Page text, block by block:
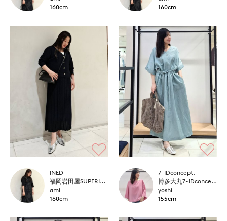
160cm
160cm
INED
福岡岩田屋SUPERIOR CLOSET
ami
160cm
7-IDconcept.
博多大丸7-IDconcept.
yoshi
155cm